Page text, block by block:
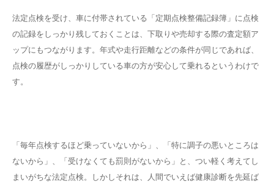
法定点検を受け、車に付帯されている「定期点検整備記録簿」に点検
の記録をしっかり残しておくことは、下取りや売却する際の査定額ア
ップにもつながります。年式や走行距離などの条件が同じであれば、
点検の履歴がしっかりしている車の方が安心して乗れるというわけで
す。
「毎年点検するほど乗っていないから」、「特に調子の悪いところは
ないから」、「受けなくても罰則がないから」と、つい軽く考えてし
まいがちな法定点検。しかしそれは、人間でいえば健康診断を先延ば